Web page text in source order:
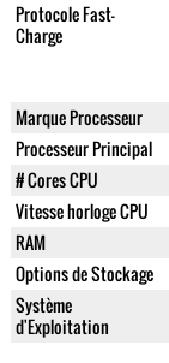
Protocole Fast-
Charge
Marque Processeur
Processeur Principal
# Cores CPU
Vitesse horloge CPU
RAM
Options de Stockage
Système
d'Exploitation